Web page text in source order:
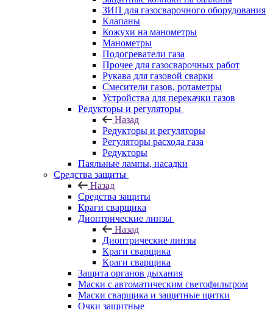
ЗИП для газосварочного оборудования
Клапаны
Кожухи на манометры
Манометры
Подогреватели газа
Прочее для газосварочных работ
Рукава для газовой сварки
Смесители газов, ротаметры
Устройства для перекачки газов
Редукторы и регуляторы
Назад
Редукторы и регуляторы
Регуляторы расхода газа
Редукторы
Паяльные лампы, насадки
Средства защиты
Назад
Средства защиты
Краги сварщика
Диоптрические линзы
Назад
Диоптрические линзы
Краги сварщика
Краги сварщика
Защита органов дыхания
Маски с автоматическим светофильтром
Маски сварщика и защитные щитки
Очки защитные